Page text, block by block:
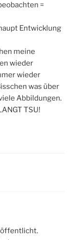
=
Entwicklung
meine
wieder
wieder
was über
Abbildungen.
TSU!